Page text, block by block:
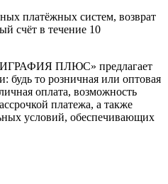
платёжных систем, возврат
счёт в течение 10
ПЛЮС» предлагает
будь то розничная или оптовая
оплата, возможность
платежа, а также
условий, обеспечивающих